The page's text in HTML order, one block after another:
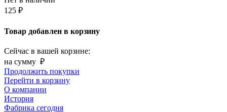
125 ₽
Товар добавлен в корзину
Сейчас в вашей корзине:
на сумму ₽
Продолжить покупки
Перейти в корзину
О компании
История
Фабрика сегодня